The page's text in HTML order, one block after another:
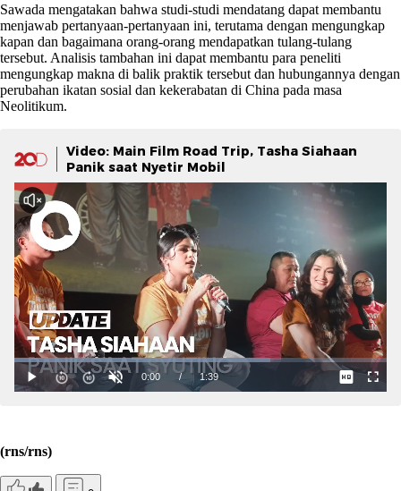
Sawada mengatakan bahwa studi-studi mendatang dapat membantu
menjawab pertanyaan-pertanyaan ini, terutama dengan mengungkap
kapan dan bagaimana orang-orang mendapatkan tulang-tulang
tersebut. Analisis tambahan ini dapat membantu para peneliti
mengungkap makna di balik praktik tersebut dan hubungannya dengan
perubahan ikatan sosial dan kekerabatan di China pada masa
Neolitikum.
Video: Main Film Road Trip, Tasha Siahaan
Panik saat Nyetir Mobil
(rns/rns)